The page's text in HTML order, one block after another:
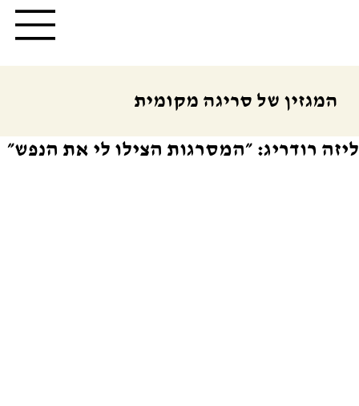
המגזין של סריגה מקומית
ליזה רודריג: ״המסרגות הצילו לי את הנפש״